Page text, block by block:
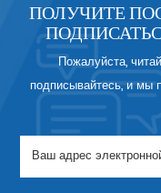
ПОЛУЧИТЕ
Пожалуйста,
подписывайтесь, и мы